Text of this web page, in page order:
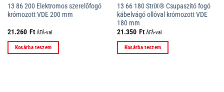
13 86 200 Elektromos szerelőfogó
krómozott VDE 200 mm
21.260 Ft ÁFÁ-val
Kosárba teszem
13 66 180 StriX® Csupaszító fogó
kábelvágó ollóval krómozott VDE
180 mm
21.350 Ft ÁFÁ-val
Kosárba teszem